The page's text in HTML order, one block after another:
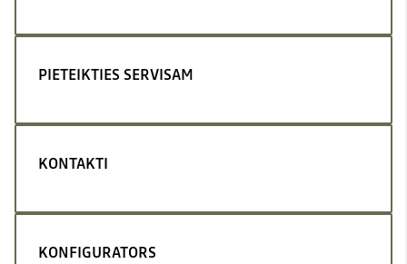
PIETEIKTIES SERVISAM
KONTAKTI
KONFIGURATORS